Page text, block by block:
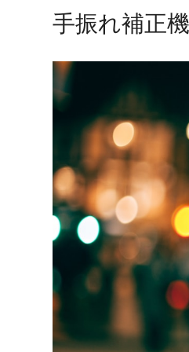
手振れ補正